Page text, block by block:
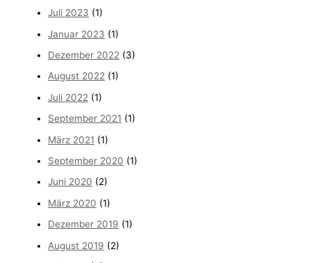
Juli 2023 (1)
Januar 2023 (1)
Dezember 2022 (3)
August 2022 (1)
Juli 2022 (1)
September 2021 (1)
März 2021 (1)
September 2020 (1)
Juni 2020 (2)
März 2020 (1)
Dezember 2019 (1)
August 2019 (2)